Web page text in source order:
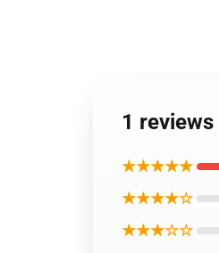
1
★★★★★
★★★★☆
★★★☆☆